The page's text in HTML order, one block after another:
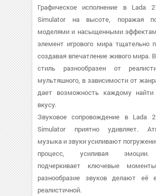
Графическое исполнение в Lada
Simulator на высоте, поражая
моделями и насыщенными
элемент игрового мира тщательно
создавая впечатление живого мира.
стиль разнообразен от
мультяшного, в зависимости от
дает возможность каждому
вкусу.
Звуковое сопровождение в Lada
Simulator приятно удивляет.
музыка и звуки усиливают
процесс, усиливая
подчеркивает ключевые
разнообразие звуков делают её
реалистичной.